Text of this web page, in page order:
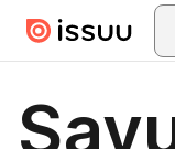
Skip to main content